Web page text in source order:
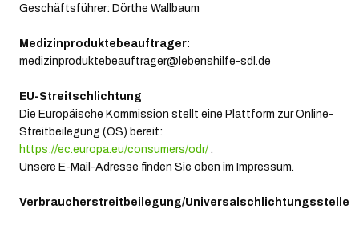
Geschäftsführer: Dörthe Wallbaum
Medizinproduktebeauftrager:
medizinproduktebeauftrager@lebenshilfe-sdl.de
EU-Streitschlichtung
Die Europäische Kommission stellt eine Plattform zur Online-
Streitbeilegung (OS) bereit:
https://ec.europa.eu/consumers/odr/ .
Unsere E-Mail-Adresse finden Sie oben im Impressum.
Verbraucherstreitbeilegung/Universalschlichtungsstelle